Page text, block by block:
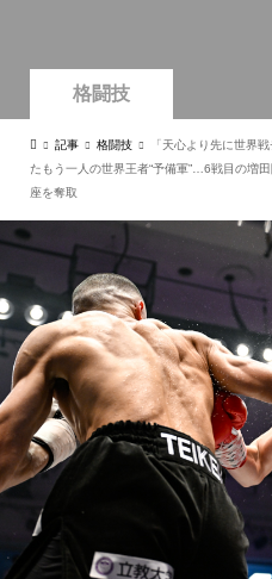
格闘技
記事 格闘技
「天心より先に世界
たもう一人の世界王者“予備軍”…6戦目の増
座を奪取